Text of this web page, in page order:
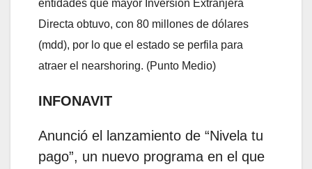
entidades que mayor Inversión Extranjera
Directa obtuvo, con 80 millones de dólares
(mdd), por lo que el estado se perfila para
atraer el nearshoring. (Punto Medio)
INFONAVIT
Anunció el lanzamiento de “Nivela tu
pago”, un nuevo programa en el que